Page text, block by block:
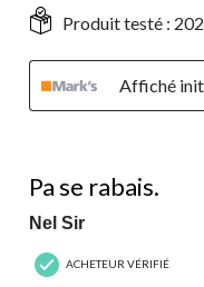
Produit testé :
Affiché
Pa se rabais.
Nel Sir
ACHETEUR VÉRIFIÉ